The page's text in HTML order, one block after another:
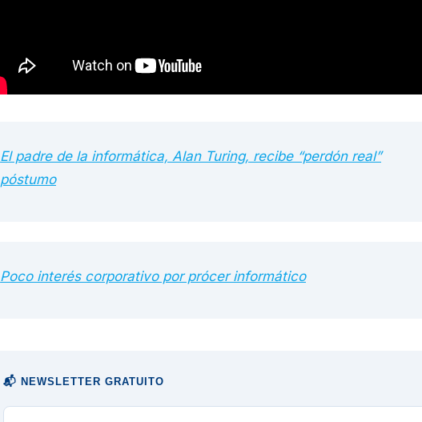
El padre de la informática, Alan Turing, recibe “perdón real”
póstumo
Poco interés corporativo por prócer informático
📬 NEWSLETTER GRATUITO